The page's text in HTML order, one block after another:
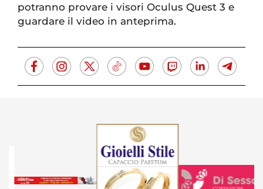
potranno provare i visori Oculus Quest 3 e
guardare il video in anteprima.